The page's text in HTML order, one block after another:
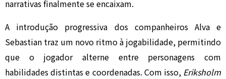
narrativas finalmente se encaixam.
A introdução progressiva dos companheiros Alva e
Sebastian traz um novo ritmo à jogabilidade, permitindo
que o jogador alterne entre personagens com
habilidades distintas e coordenadas. Com isso, Eriksholm